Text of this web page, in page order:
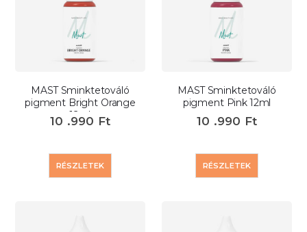
MAST Sminktetováló
pigment Bright Orange
12ml
10 .990 Ft
RÉSZLETEK
MAST Sminktetováló
pigment Pink 12ml
10 .990 Ft
RÉSZLETEK